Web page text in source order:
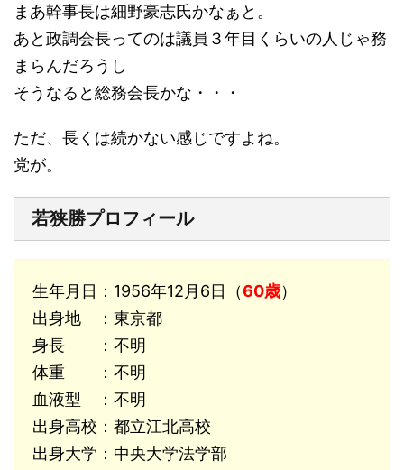
まあ幹事長は細野豪志氏かなぁと。
あと政調会長ってのは議員３年目くらいの人じゃ務
まらんだろうし
そうなると総務会長かな・・・
ただ、長くは続かない感じですよね。
党が。
若狭勝プロフィール
生年月日：1956年12月6日（60歳）
出身地 ：東京都
身長 ：不明
体重 ：不明
血液型 ：不明
出身高校：都立江北高校
出身大学：中央大学法学部